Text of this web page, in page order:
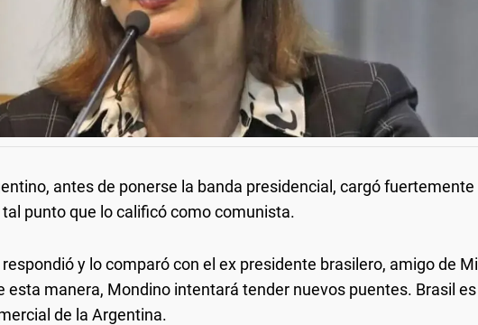
antes de ponerse la banda presidencial, cargó fuertemente
punto que lo calificó como comunista.
y lo comparó con el ex presidente brasilero, amigo de
esta manera, Mondino intentará tender nuevos puentes. Brasil es
de la Argentina.